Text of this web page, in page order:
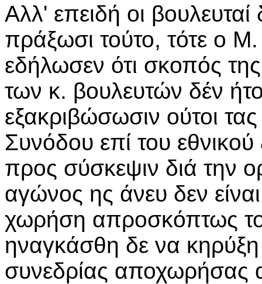
Αλλ' επειδή οι
πράξωσι τούτο, τότε ο
εδήλωσεν ότι σκοπός
των κ. βουλευτών δέν
εξακριβώσωσιν ούτοι
Συνόδου επί του
προς σύσκεψιν διά την
αγώνος ης άνευ δεν
χωρήση απροσκόπτως
ηναγκάσθη δε να κηρύξη
συνεδρίας αποχωρήσας